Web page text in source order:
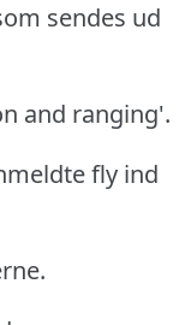
sendes ud
and ranging'.
fly ind